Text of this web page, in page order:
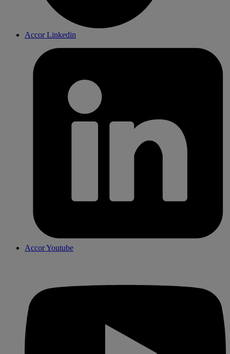
Accor Linkedin
Accor Youtube